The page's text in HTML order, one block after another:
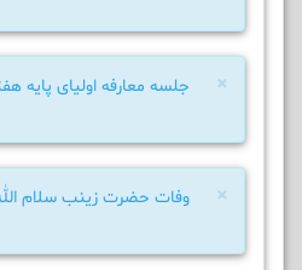
× جلسه معارفه اولیای پایه
× وفات حضرت زینب سلام